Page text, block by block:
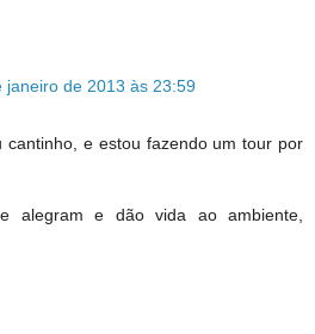
janeiro de 2013 às 23:59
cantinho, e estou fazendo um tour por
alegram e dão vida ao ambiente,